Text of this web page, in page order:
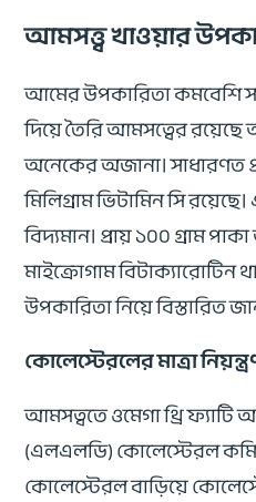
আমসত্ত্ব খাওয়ার
আমের উপকারিতা
দিয়ে তৈরি আমসত্বের
অনেকের অজানা। সাধারণত
মিলিগ্রাম ভিটামিন সি
বিদ্যমান। প্রায় ১০০ গ্রাম
মাইক্রোগাম
উপকারিতা নিয়ে বিস্তারিত
কোলেস্টেরলের মাত্রা
আমসত্বতে ওমেগা থ্রি ফ্যাটি
(এলএলডি) কোলেস্টেরল
কোলেস্টেরল বাড়িয়ে